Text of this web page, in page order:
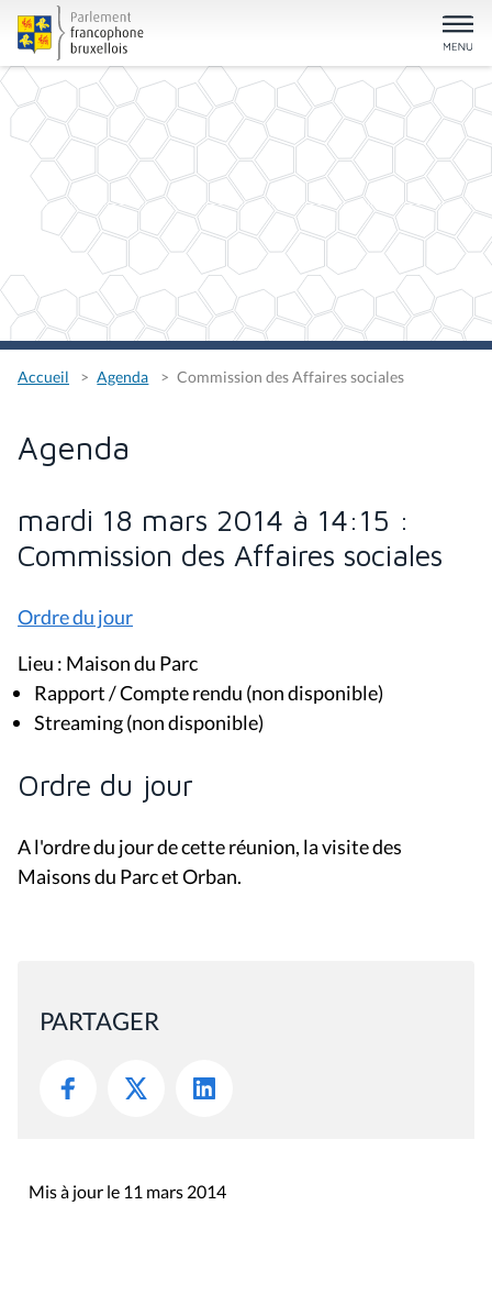
Accueil Agenda Commission des Affaires sociales
Agenda
mardi 18 mars 2014 à 14:15 :
Commission des Affaires sociales
Ordre du jour
Lieu : Maison du Parc
Rapport / Compte rendu (non disponible)
Streaming (non disponible)
Ordre du jour
A l'ordre du jour de cette réunion, la visite des
Maisons du Parc et Orban.
PARTAGER
Mis à jour le 11 mars 2014